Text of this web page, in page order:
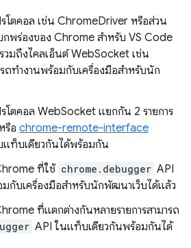
โตคอล เช่น ChromeDriver หรือส่วน
กพร่องของ Chrome สำหรับ VS Code
มถึงไคลเอ็นต์ WebSocket เช่น
ถทำงานพร้อมกับเครื่องมือสำหรับนัก
โตคอล WebSocket แยกกัน 2 รายการ
รือ chrome-remote-interface
แท็บเดียวกันได้พร้อมกัน
ที่ใช้ chrome.debugger API
มกับเครื่องมือสำหรับนักพัฒนาเว็บได้แล้ว
ที่แตกต่างกันหลายรายการสามารถ
API ในแท็บเดียวกันพร้อมกันได้